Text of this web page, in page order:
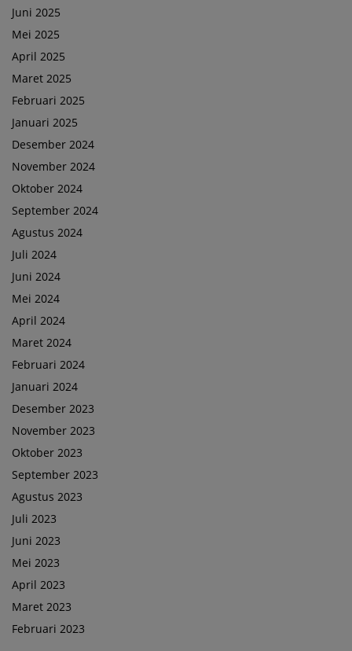
Juni 2025
Mei 2025
April 2025
Maret 2025
Februari 2025
Januari 2025
Desember 2024
November 2024
Oktober 2024
September 2024
Agustus 2024
Juli 2024
Juni 2024
Mei 2024
April 2024
Maret 2024
Februari 2024
Januari 2024
Desember 2023
November 2023
Oktober 2023
September 2023
Agustus 2023
Juli 2023
Juni 2023
Mei 2023
April 2023
Maret 2023
Februari 2023